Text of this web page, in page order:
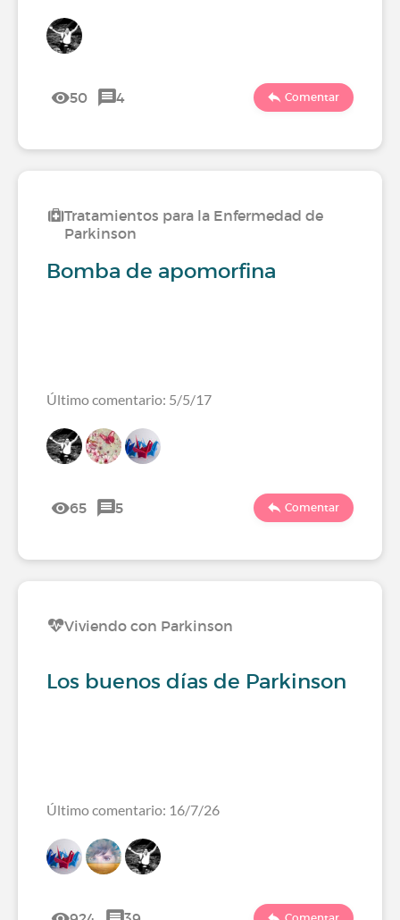
50 4 Comentar
Tratamientos para la Enfermedad de
Parkinson
Bomba de apomorfina
Último comentario: 5/5/17
65 5 Comentar
Viviendo con Parkinson
Los buenos días de Parkinson
Último comentario: 16/7/26